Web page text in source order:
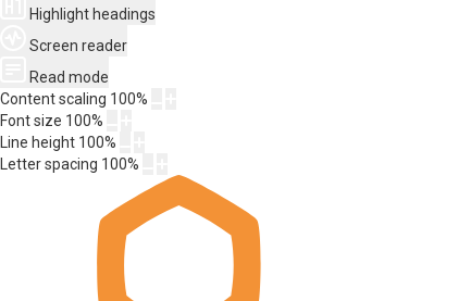
Highlight headings
Screen reader
Read mode
Content scaling 100%
Font size 100%
Line height 100%
Letter spacing 100%